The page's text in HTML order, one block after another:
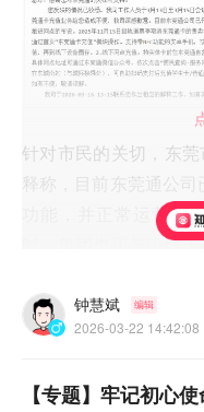
针对市民的关切，东
释称，目前东莞通公
功能，并正常运营中
时，集团也正与沿线
钟慧斌 编辑
2026-03-22 14:42:08
【专题】牢记初心